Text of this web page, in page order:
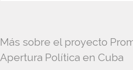
Más sobre el proyecto
Apertura Política en Cuba